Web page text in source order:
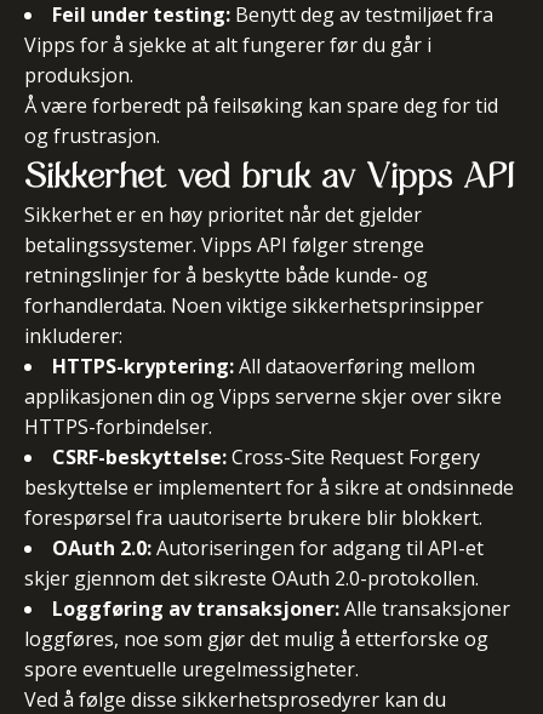
Feil under testing: Benytt deg av testmiljøet fra
Vipps for å sjekke at alt fungerer før du går i
produksjon.
Å være forberedt på feilsøking kan spare deg for tid
og frustrasjon.
Sikkerhet ved bruk av Vipps API
Sikkerhet er en høy prioritet når det gjelder
betalingssystemer. Vipps API følger strenge
retningslinjer for å beskytte både kunde- og
forhandlerdata. Noen viktige sikkerhetsprinsipper
inkluderer:
HTTPS-kryptering:All dataoverføring mellom
applikasjonen din og Vipps serverne skjer over sikre
HTTPS-forbindelser.
CSRF-beskyttelse:Cross-Site Request Forgery
beskyttelse er implementert for å sikre at ondsinnede
forespørsel fra uautoriserte brukere blir blokkert.
OAuth 2.0:Autoriseringen for adgang til API-et
skjer gjennom det sikreste OAuth 2.0-protokollen.
Loggføring av transaksjoner:Alle transaksjoner
loggføres, noe som gjør det mulig å etterforske og
spore eventuelle uregelmessigheter.
Ved å følge disse sikkerhetsprosedyrer kan du